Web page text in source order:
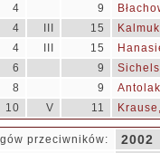
4 9
4 15
4 15
6 9
8 9
10 V 11
przeciwników: 2002